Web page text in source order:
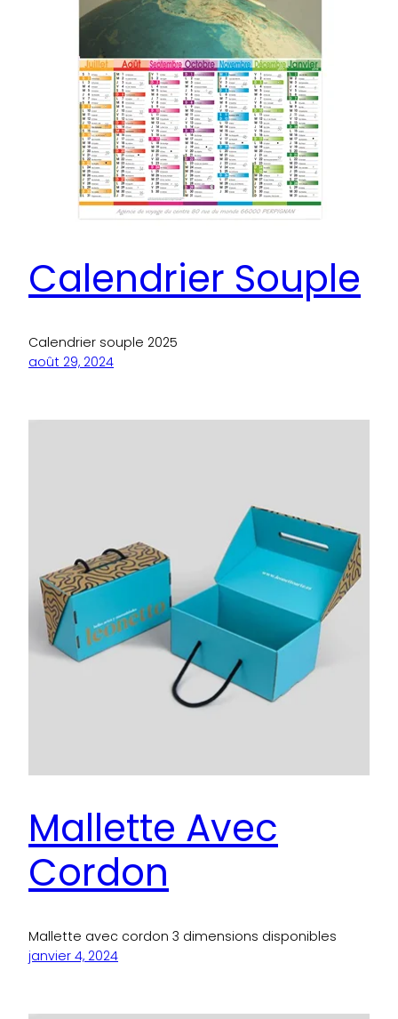
Calendrier Souple
Calendrier souple 2025
août 29, 2024
Mallette Avec
Cordon
Mallette avec cordon 3 dimensions disponibles
janvier 4, 2024